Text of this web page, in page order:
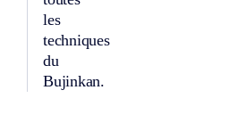
les
techniques
du
Bujinkan.